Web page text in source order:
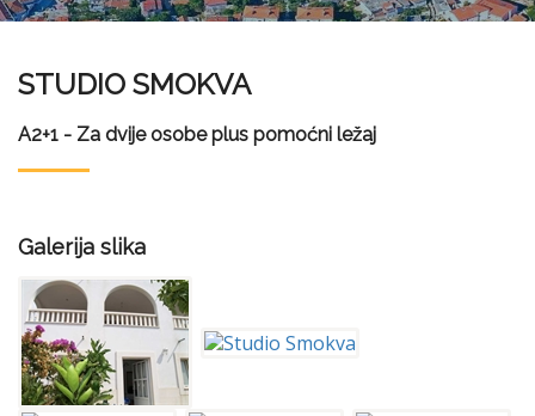
STUDIO SMOKVA
A2+1 - Za dvije osobe plus pomoćni ležaj
Galerija slika